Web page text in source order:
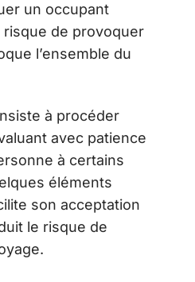
un occupant
de provoquer
l’ensemble du
à procéder
avec patience
à certains
éléments
son acceptation
le risque de